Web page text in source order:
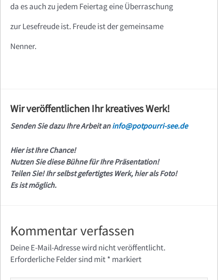
da es auch zu jedem Feiertag eine Überraschung
zur Lesefreude ist. Freude ist der gemeinsame
Nenner.
Wir veröffentlichen Ihr kreatives Werk!
Senden Sie dazu Ihre Arbeit aninfo@potpourri-see.de
Hier ist Ihre Chance!
Nutzen Sie diese Bühne für Ihre Präsentation!
Teilen Sie! Ihr selbst gefertigtes Werk, hier als Foto!
Es ist möglich.
Kommentar verfassen
Deine E-Mail-Adresse wird nicht veröffentlicht.
Erforderliche Felder sind mit* markiert